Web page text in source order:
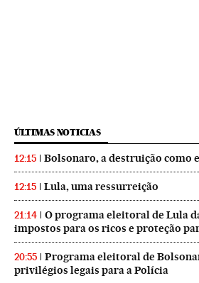
ÚLTIMAS NOTICIAS
12:15 Bolsonaro, a destruição como
12:15 Lula, uma ressurreição
21:14
O programa eleitoral de Lula
impostos para os ricos e proteção
20:55
Programa eleitoral de
privilégios legais para a Polícia